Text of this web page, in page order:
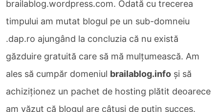
brailablog.wordpress.com. Odată cu trecerea
timpului am mutat blogul pe un sub-domneiu
.dap.ro ajungând la concluzia că nu există
găzduire gratuită care să mă mulţumească. Am
ales să cumpăr domeniul brailablog.info şi să
achiziţionez un pachet de hosting plătit deoarece
am văzut că blogul are câtuşi de puţin succes.